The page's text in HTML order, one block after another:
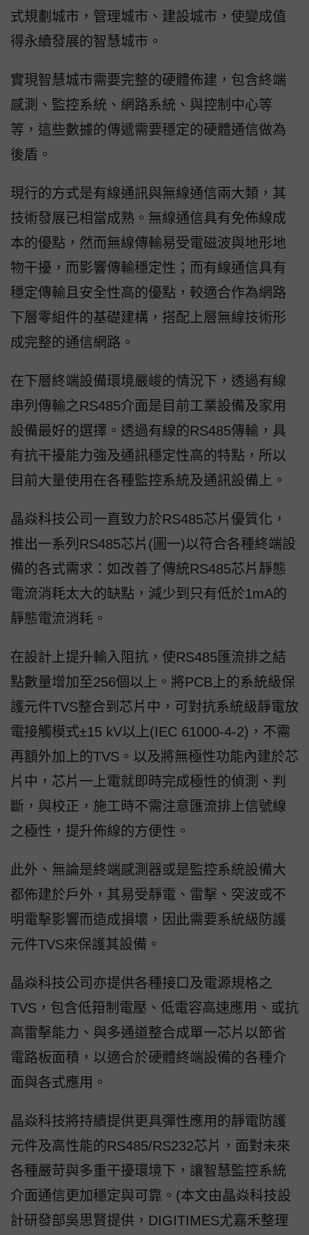
式規劃城市，管理城市、建設城市，使變成值
得永續發展的智慧城市。
實現智慧城市需要完整的硬體佈建，包含終端
感測、監控系統、網路系統、與控制中心等
等，這些數據的傳遞需要穩定的硬體通信做為
後盾。
現行的方式是有線通訊與無線通信兩大類，其
技術發展已相當成熟。無線通信具有免佈線成
本的優點，然而無線傳輸易受電磁波與地形地
物干擾，而影響傳輸穩定性；而有線通信具有
穩定傳輸且安全性高的優點，較適合作為網路
下層零組件的基礎建構，搭配上層無線技術形
成完整的通信網路。
在下層終端設備環境嚴峻的情況下，透過有線
串列傳輸之RS485介面是目前工業設備及家用
設備最好的選擇。透過有線的RS485傳輸，具
有抗干擾能力強及通訊穩定性高的特點，所以
目前大量使用在各種監控系統及通訊設備上。
晶焱科技公司一直致力於RS485芯片優質化，
推出一系列RS485芯片(圖一)以符合各種終端設
備的各式需求：如改善了傳統RS485芯片靜態
電流消耗太大的缺點，減少到只有低於1mA的
靜態電流消耗。
在設計上提升輸入阻抗，使RS485匯流排之結
點數量增加至256個以上。將PCB上的系統級保
護元件TVS整合到芯片中，可對抗系統級靜電放
電接觸模式±15 kV以上(IEC 61000-4-2)，不需
再額外加上的TVS。以及將無極性功能內建於芯
片中，芯片一上電就即時完成極性的偵測、判
斷，與校正，施工時不需注意匯流排上信號線
之極性，提升佈線的方便性。
此外、無論是終端感測器或是監控系統設備大
都佈建於戶外，其易受靜電、雷擊、突波或不
明電擊影響而造成損壞，因此需要系統級防護
元件TVS來保護其設備。
晶焱科技公司亦提供各種接口及電源規格之
TVS，包含低箝制電壓、低電容高速應用、或抗
高雷擊能力、與多通道整合成單一芯片以節省
電路板面積，以適合於硬體終端設備的各種介
面與各式應用。
晶焱科技將持續提供更具彈性應用的靜電防護
元件及高性能的RS485/RS232芯片，面對未來
各種嚴苛與多重干擾環境下，讓智慧監控系統
介面通信更加穩定與可靠。(本文由晶焱科技設
計研發部吳思賢提供，DIGITIMES尤嘉禾整理